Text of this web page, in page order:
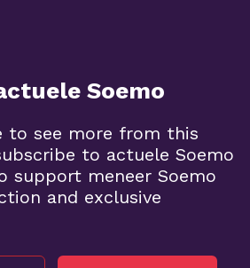
Soemo
to see more from this
to actuele Soemo
meneer Soemo
and exclusive